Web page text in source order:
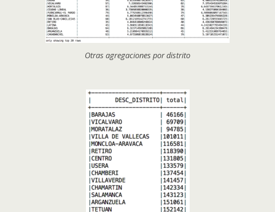
Otras agregaciones por distrito